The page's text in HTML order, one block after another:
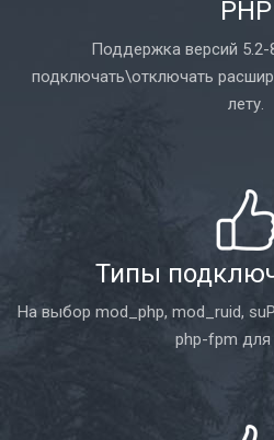
PHP
Поддержка версий
подключать\отключать
лету.
Типы
На выбор mod_php, mod_ruid,
php-fpm для